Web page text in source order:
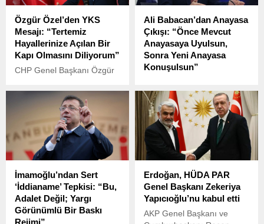
Özgür Özel’den YKS
Mesajı: “Tertemiz
Hayallerinize Açılan Bir
Kapı Olmasını Diliyorum”
CHP Genel Başkanı Özgür
milyonlarca öğrencinin ter
dökeceği Yükseköğretim
Kurumları Sınavı (YKS)
öncesi gençlere moral ve
destek mesajı verdi.
Ali Babacan’dan Anayasa
Çıkışı: “Önce Mevcut
Anayasaya Uyulsun,
Sonra Yeni Anayasa
Konuşulsun”
Ali Babacan, Habertürk
TV’de katıldığı programda
gündeme dair önemli
değerlendirmelerde
bulundu.
İmamoğlu’ndan Sert
‘İddianame’ Tepkisi: “Bu,
Adalet Değil; Yargı
Görünümlü Bir Baskı
Rejimi”
Erdoğan, HÜDA PAR
Genel Başkanı Zekeriya
Yapıcıoğlu’nu kabul etti
AKP Genel Başkanı ve